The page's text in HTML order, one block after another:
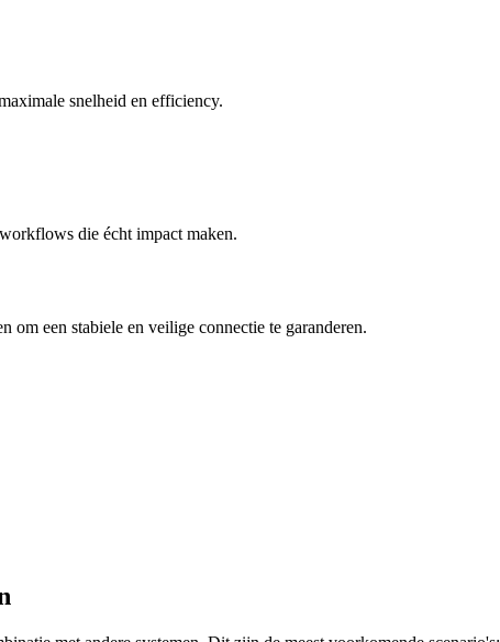
snelheid en efficiency.
die écht impact maken.
om een stabiele en veilige connectie te garanderen.